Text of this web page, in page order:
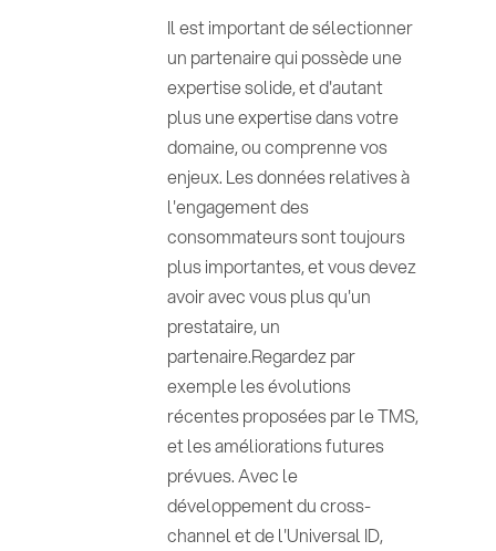
Il est important de sélectionner
un partenaire qui possède une
expertise solide, et d'autant
plus une expertise dans votre
domaine, ou comprenne vos
enjeux. Les données relatives à
l'engagement des
consommateurs sont toujours
plus importantes, et vous devez
avoir avec vous plus qu'un
prestataire, un
partenaire.Regardez par
exemple les évolutions
récentes proposées par le TMS,
et les améliorations futures
prévues. Avec le
développement du cross-
channel et de l'Universal ID,